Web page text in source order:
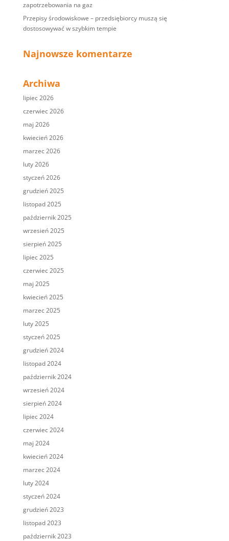
zapotrzebowania na gaz
Przepisy środowiskowe – przedsiębiorcy muszą się
dostosowywać w szybkim tempie
Najnowsze komentarze
Archiwa
lipiec 2026
czerwiec 2026
maj 2026
kwiecień 2026
marzec 2026
luty 2026
styczeń 2026
grudzień 2025
listopad 2025
październik 2025
wrzesień 2025
sierpień 2025
lipiec 2025
czerwiec 2025
maj 2025
kwiecień 2025
marzec 2025
luty 2025
styczeń 2025
grudzień 2024
listopad 2024
październik 2024
wrzesień 2024
sierpień 2024
lipiec 2024
czerwiec 2024
maj 2024
kwiecień 2024
marzec 2024
luty 2024
styczeń 2024
grudzień 2023
listopad 2023
październik 2023